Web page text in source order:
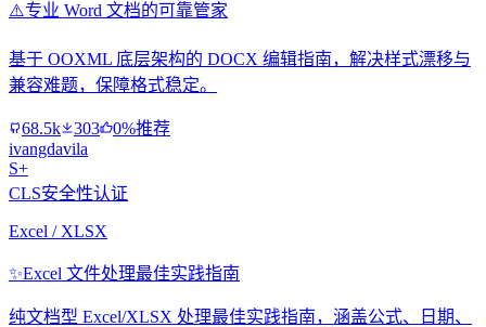
⚠️专业 Word 文档的可靠管家
基于 OOXML 底层架构的 DOCX 编辑指南，解决样式漂移与
兼容难题，保障格式稳定。
68.5k 303
0%推荐
ivangdavila
S+
CLS安全性认证
Excel / XLSX
✨Excel 文件处理最佳实践指南
纯文档型 Excel/XLSX 处理最佳实践指南，涵盖公式、日期、